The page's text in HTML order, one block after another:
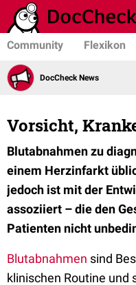
Community Flexikon
DocCheck News
Vorsicht,
Blutabnahmen zu
einem Herzinfarkt
jedoch ist mit der
assoziiert – die den
Patienten nicht
Blutabnahmen sind
klinischen Routine und